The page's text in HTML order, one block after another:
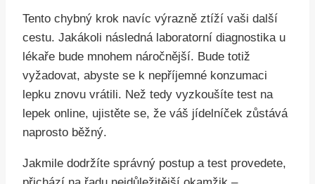
Tento chybný krok navíc výrazně ztíží vaši další
cestu. Jakákoli následná laboratorní diagnostika u
lékaře bude mnohem náročnější. Bude totiž
vyžadovat, abyste se k nepříjemné konzumaci
lepku znovu vrátili. Než tedy vyzkoušíte test na
lepek online, ujistěte se, že váš jídelníček zůstává
naprosto běžný.
Jakmile dodržíte správný postup a test provedete,